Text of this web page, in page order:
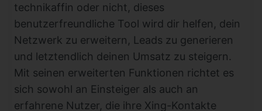
technikaffin oder nicht, dieses
benutzerfreundliche Tool wird dir helfen, dein
Netzwerk zu erweitern, Leads zu generieren
und letztendlich deinen Umsatz zu steigern.
Mit seinen erweiterten Funktionen richtet es
sich sowohl an Einsteiger als auch an
erfahrene Nutzer, die ihre Xing-Kontakte